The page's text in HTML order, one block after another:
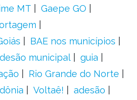
MT
Gaepe GO
BAE nos municípios
municipal
guia
Rio Grande do Norte
Voltaê!
adesão